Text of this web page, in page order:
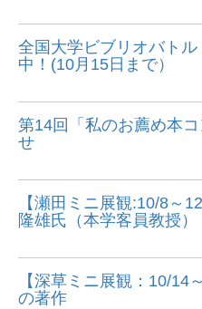
全国大学ビブリオバト
中！(10月15日まで）
第14回「私のお薦め本
せ
【瀬田ミニ展観:10/8
隆雄氏（本学客員教授
【深草ミニ展観：10/14
の著作